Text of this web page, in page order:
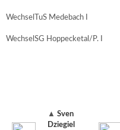
Wechsel TuS Medebach I
Wechsel SG Hoppecketal/P. I
▲ Sven
Dziegiel